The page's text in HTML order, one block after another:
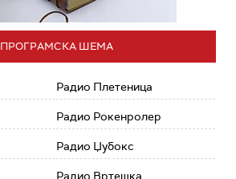
ПРОГРАМСКА ШЕМА
Радио Плетеница
Радио Рокенролер
Радио Џубокс
Радио Вртешка